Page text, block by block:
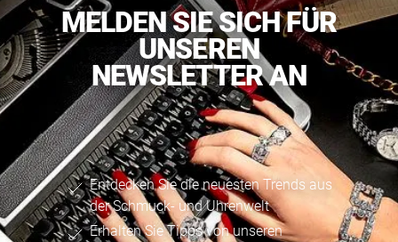
MELDEN SIE SICH FÜR
UNSEREN
NEWSLETTER AN
Entdecken Sie die neuesten Trends aus
der Schmuck- und Uhrenwelt
Erhalten Sie Tipps von unseren